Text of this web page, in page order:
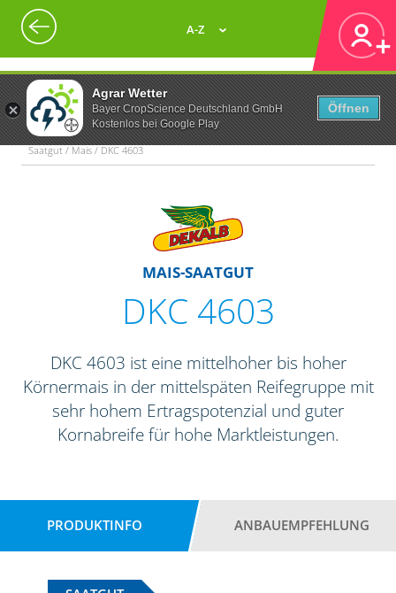
Agrar Wetter
Bayer CropScience Deutschland GmbH
Kostenlos bei Google Play
Öffnen
A-Z
Saatgut / Mais / DKC 4603
MAIS-SAATGUT
DKC 4603
DKC 4603 ist eine mittelhoher bis hoher
Körnermais in der mittelspäten Reifegruppe mit
sehr hohem Ertragspotenzial und guter
Kornabreife für hohe Marktleistungen.
PRODUKTINFO ANBAUEMPFEHLUNG